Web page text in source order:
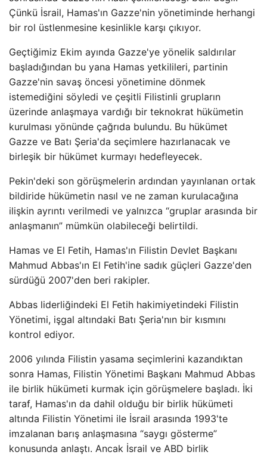
Çünkü İsrail, Hamas'ın Gazze'nin yönetiminde herhangi
bir rol üstlenmesine kesinlikle karşı çıkıyor.
Geçtiğimiz Ekim ayında Gazze'ye yönelik saldırılar
başladığından bu yana Hamas yetkilileri, partinin
Gazze'nin savaş öncesi yönetimine dönmek
istemediğini söyledi ve çeşitli Filistinli grupların
üzerinde anlaşmaya vardığı bir teknokrat hükümetin
kurulması yönünde çağrıda bulundu. Bu hükümet
Gazze ve Batı Şeria'da seçimlere hazırlanacak ve
birleşik bir hükümet kurmayı hedefleyecek.
Pekin'deki son görüşmelerin ardından yayınlanan ortak
bildiride hükümetin nasıl ve ne zaman kurulacağına
ilişkin ayrıntı verilmedi ve yalnızca “gruplar arasında bir
anlaşmanın” mümkün olabileceği belirtildi.
Hamas ve El Fetih, Hamas'ın Filistin Devlet Başkanı
Mahmud Abbas'ın El Fetih'ine sadık güçleri Gazze'den
sürdüğü 2007'den beri rakipler.
Abbas liderliğindeki El Fetih hakimiyetindeki Filistin
Yönetimi, işgal altındaki Batı Şeria'nın bir kısmını
kontrol ediyor.
2006 yılında Filistin yasama seçimlerini kazandıktan
sonra Hamas, Filistin Yönetimi Başkanı Mahmud Abbas
ile birlik hükümeti kurmak için görüşmelere başladı. İki
taraf, Hamas'ın da dahil olduğu bir birlik hükümeti
altında Filistin Yönetimi ile İsrail arasında 1993'te
imzalanan barış anlaşmasına “saygı gösterme”
konusunda anlaştı. Ancak İsrail ve ABD birlik